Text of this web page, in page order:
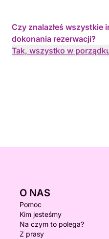
Czy znalazłeś wszystkie
dokonania rezerwacji?
Tak, wszystko w
O NAS
Pomoc
Kim jesteśmy
Na czym to polega?
Z prasy